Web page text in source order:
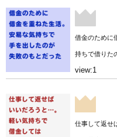
借金のために
持ちで借りた
view:1
仕事して返せ